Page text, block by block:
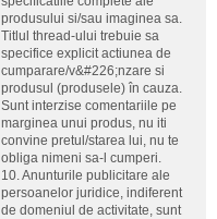
produsului si/sau imaginea sa.
Titlul thread-ului trebuie sa
specifice explicit actiunea de
cumparare/v&#226;nzare si
produsul (produsele) în cauza.
Sunt interzise comentariile pe
marginea unui produs, nu iti
convine pretul/starea lui, nu te
obliga nimeni sa-l cumperi.
10. Anunturile publicitare ale
persoanelor juridice, indiferent
de domeniul de activitate, sunt